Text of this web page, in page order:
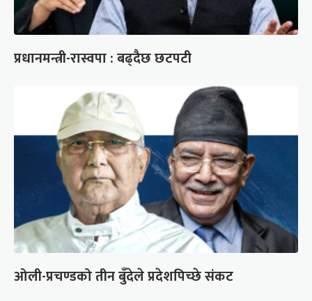
प्रधानमन्त्री-रास्वपा : बढ्दैछ छटपटी
ओली-प्रचण्डको तीन बुँदेले प्रदेशपिच्छे संकट